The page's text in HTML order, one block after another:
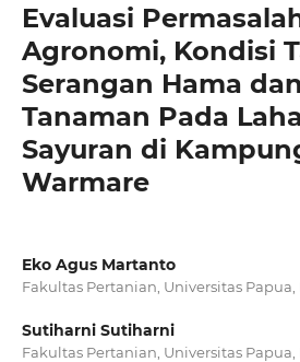
Evaluasi
Agronomi, Kondisi
Serangan Hama
Tanaman Pada
Sayuran di
Warmare
Eko Agus Martanto
Fakultas Pertanian, Universitas
Sutiharni Sutiharni
Fakultas Pertanian, Universitas